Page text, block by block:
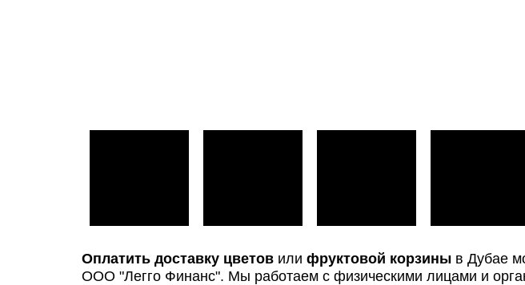
Оплатить доставку цветов или фруктовой корзины в Дубае
ООО "Легго Финанс". Мы работаем с физическими лицами и